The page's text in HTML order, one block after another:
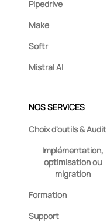
Pipedrive
Make
Softr
Mistral AI
NOS SERVICES
Choix d'outils & Audit
Implémentation,
optimisation ou
migration
Formation
Support